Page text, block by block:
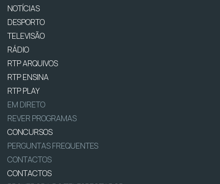
NOTÍCIAS
DESPORTO
TELEVISÃO
RÁDIO
RTP ARQUIVOS
RTP ENSINA
RTP PLAY
EM DIRETO
REVER PROGRAMAS
CONCURSOS
PERGUNTAS FREQUENTES
CONTACTOS
CONTACTOS